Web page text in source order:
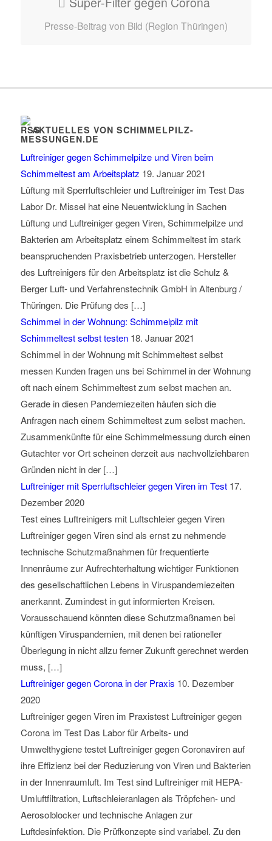
Presse-Beitrag von Bild (Region Thüringen)
AKTUELLES VON SCHIMMELPILZ-
MESSUNGEN.DE
Luftreiniger gegen Schimmelpilze und Viren beim
Schimmeltest am Arbeitsplatz 19. Januar 2021
Lüftung mit Sperrluftschleier und Luftreiniger im Test Das
Labor Dr. Missel hat eine Neuentwicklung in Sachen
Lüftung und Luftreiniger gegen Viren, Schimmelpilze und
Bakterien am Arbeitsplatz einem Schimmeltest im stark
beanspruchenden Praxisbetrieb unterzogen. Hersteller
des Luftreinigers für den Arbeitsplatz ist die Schulz &
Berger Luft- und Verfahrenstechnik GmbH in Altenburg /
Thüringen. Die Prüfung des […]
Schimmel in der Wohnung: Schimmelpilz mit
Schimmeltest selbst testen 18. Januar 2021
Schimmel in der Wohnung mit Schimmeltest selbst
messen Kunden fragen uns bei Schimmel in der Wohnung
oft nach einem Schimmeltest zum selbst machen an.
Gerade in diesen Pandemiezeiten häufen sich die
Anfragen nach einem Schimmeltest zum selbst machen.
Zusammenkünfte für eine Schimmelmessung durch einen
Gutachter vor Ort scheinen derzeit aus nachvollziehbaren
Gründen nicht in der […]
Luftreiniger mit Sperrluftschleier gegen Viren im Test 17.
Dezember 2020
Test eines Luftreinigers mit Luftschleier gegen Viren
Luftreiniger gegen Viren sind als ernst zu nehmende
technische Schutzmaßnahmen für frequentierte
Innenräume zur Aufrechterhaltung wichtiger Funktionen
des gesellschaftlichen Lebens in Viruspandemiezeiten
anerkannt. Zumindest in gut informierten Kreisen.
Vorausschauend könnten diese Schutzmaßnamen bei
künftigen Viruspandemien, mit denen bei rationeller
Überlegung in nicht allzu ferner Zukunft gerechnet werden
muss, […]
Luftreiniger gegen Corona in der Praxis 10. Dezember
2020
Luftreiniger gegen Viren im Praxistest Luftreiniger gegen
Corona im Test Das Labor für Arbeits- und
Umwelthygiene testet Luftreiniger gegen Coronaviren auf
ihre Effizienz bei der Reduzierung von Viren und Bakterien
in der Innenraumluft. Im Test sind Luftreiniger mit HEPA-
Umluftfiltration, Luftschleieranlagen als Tröpfchen- und
Aerosolblocker und technische Anlagen zur
Luftdesinfektion. Die Prüfkonzepte sind variabel. Zu den